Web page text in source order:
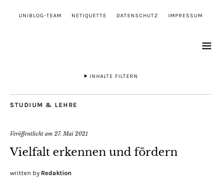
UNIBLOG-TEAM NETIQUETTE DATENSCHUTZ IMPRESSUM
INHALTE FILTERN
STUDIUM & LEHRE
Veröffentlicht am 27. Mai 2021
Vielfalt erkennen und fördern
written by Redaktion